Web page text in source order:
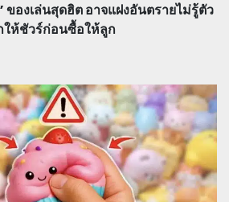
องเล่นสุดฮิต อาจแฝงอันตรายไม่รู้ตัว
ให้ชัวร์ก่อนซื้อให้ลูก